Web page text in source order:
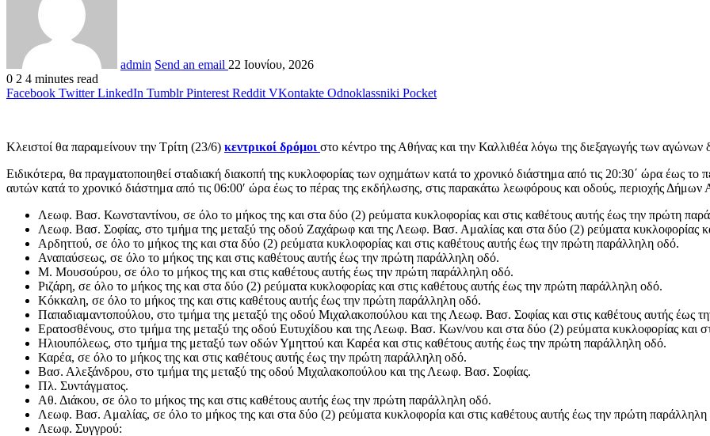
admin Send an email 22 Ιουνίου, 2026
0 2 4 minutes read
Facebook Twitter LinkedIn Tumblr Pinterest Reddit VKontakte Odnoklassniki Pocket
Κλειστοί θα παραμείνουν την Τρίτη (23/6) κεντρικοί δρόμοι στο κέντρο της Αθήνας και την Καλλιθέα λόγω της διεξαγωγής των
Ειδικότερα, θα πραγματοποιηθεί σταδιακή διακοπή της κυκλοφορίας των οχημάτων κατά το χρονικό διάστημα από τις 20:30΄ ώρα έως
αυτών κατά το χρονικό διάστημα από τις 06:00′ ώρα έως το πέρας της εκδήλωσης, στις παρακάτω λεωφόρους και οδούς, περιοχής Δήμων
Λεωφ. Βασ. Κωνσταντίνου, σε όλο το μήκος της και στα δύο (2) ρεύματα κυκλοφορίας και στις καθέτους αυτής έως την πρώτη
Λεωφ. Βασ. Σοφίας, στο τμήμα της μεταξύ της οδού Ζαχάρωφ και της Λεωφ. Βασ. Αμαλίας και στα δύο (2) ρεύματα κυκλοφορίας
Αρδηττού, σε όλο το μήκος της και στα δύο (2) ρεύματα κυκλοφορίας και στις καθέτους αυτής έως την πρώτη παράλληλη οδό.
Αναπαύσεως, σε όλο το μήκος της και στις καθέτους αυτής έως την πρώτη παράλληλη οδό.
Μ. Μουσούρου, σε όλο το μήκος της και στις καθέτους αυτής έως την πρώτη παράλληλη οδό.
Ριζάρη, σε όλο το μήκος της και στα δύο (2) ρεύματα κυκλοφορίας και στις καθέτους αυτής έως την πρώτη παράλληλη οδό.
Κόκκαλη, σε όλο το μήκος της και στις καθέτους αυτής έως την πρώτη παράλληλη οδό.
Παπαδιαμαντοπούλου, στο τμήμα της μεταξύ της οδού Μιχαλακοπούλου και της Λεωφ. Βασ. Σοφίας και στις καθέτους αυτής έως
Ερατοσθένους, στο τμήμα της μεταξύ της οδού Ευτυχίδου και της Λεωφ. Βασ. Κων/νου και στα δύο (2) ρεύματα κυκλοφορίας και
Ηλιουπόλεως, στο τμήμα της μεταξύ των οδών Υμηττού και Καρέα και στις καθέτους αυτής έως την πρώτη παράλληλη οδό.
Καρέα, σε όλο το μήκος της και στις καθέτους αυτής έως την πρώτη παράλληλη οδό.
Βασ. Αλεξάνδρου, στο τμήμα της μεταξύ της οδού Μιχαλακοπούλου και της Λεωφ. Βασ. Σοφίας.
Πλ. Συντάγματος.
Αθ. Διάκου, σε όλο το μήκος της και στις καθέτους αυτής έως την πρώτη παράλληλη οδό.
Λεωφ. Βασ. Αμαλίας, σε όλο το μήκος της και στα δύο (2) ρεύματα κυκλοφορία και στις καθέτους αυτής έως την πρώτη
Λεωφ. Συγγρού: